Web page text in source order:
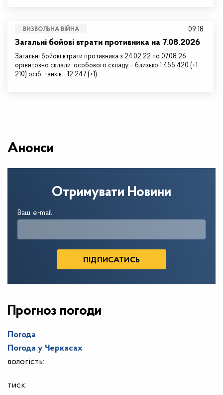
ВИЗВОЛЬНА ВІЙНА
Загальні бойові втрати противника на 7.08.2026
Загальні бойові втрати противника з 24.02.22 по 07.08.26
орієнтовно склали: особового складу – близько 1 455 420 (+1
210) осіб; танків - 12 247 (+1)…
09:18
Анонси
Отримувати Новини
Ваш e-mail
Прогноз погоди
Погода
Погода у Черкасах
вологість:
тиск: